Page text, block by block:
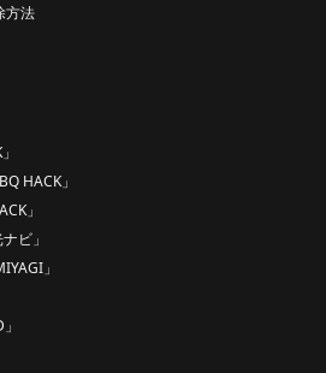
方法
HACK」
」
ビ」
」